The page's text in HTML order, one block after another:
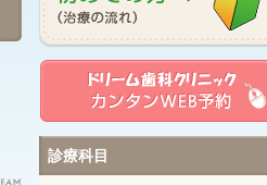
診療科目
お問い合わせ